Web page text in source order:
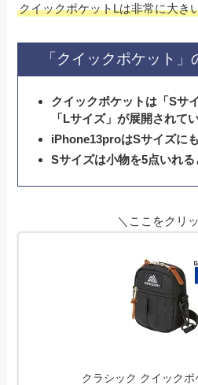
クイックポケットLは非常に大き
「クイックポケット
クイックポケットは「Sサ
「Lサイズ」が展開されて
iPhone13proはSサイズに
Sサイズは小物を5点いれる
＼ここをクリ
クラシック クイック